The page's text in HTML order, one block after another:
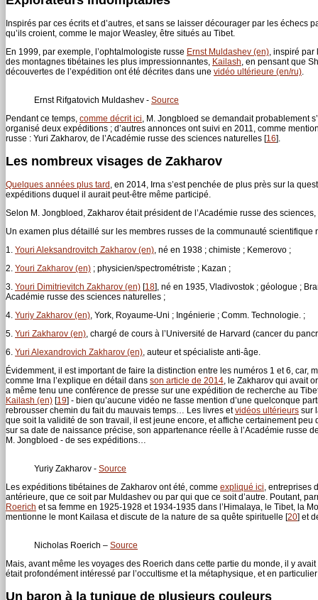
Inspirés par ces écrits et d’autres, et sans se laisser décourager par les
qu’ils croient, comme le major Weasley, être situés au Tibet.
En 1999, par exemple, l’ophtalmologiste russe Ernst Muldashev (en), inspiré par
des montagnes tibétaines les plus impressionnantes, Kailash, en pensant que
découvertes de l’expédition ont été décrites dans une vidéo ultérieure (en/ru).
Ernst Rifgatovich Muldashev - Source
Pendant ce temps, comme décrit ici, M. Jongbloed se demandait probablement
organisé deux expéditions ; d’autres annonces ont suivi en 2011, comme
russe : Yuri Zakharov, de l’Académie russe des sciences naturelles [16].
Les nombreux visages de Zakharov
Quelques années plus tard , en 2014, Irna s’est penchée de plus près sur la
expéditions duquel il aurait peut-être même participé.
Selon M. Jongbloed, Zakharov était président de l’Académie russe des
Un examen plus détaillé sur les membres russes de la communauté scientifique
1. Youri Aleksandrovitch Zakharov (en), né en 1938 ; chimiste ; Kemerovo ;
2. Youri Zakharov (en) ; physicien/spectrométriste ; Kazan ;
3. Youri Dimitrievitch Zakharov (en) [18], né en 1935, Vladivostok ; géologue ;
Académie russe des sciences naturelles ;
4. Yuriy Zakharov (en), York, Royaume-Uni ; Ingénierie ; Comm. Technologie. ;
5. Yuri Zakharov (en), chargé de cours à l’Université de Harvard (cancer du
6. Yuri Alexandrovich Zakharov (en), auteur et spécialiste anti-âge.
Évidemment, il est important de faire la distinction entre les numéros 1 et 6,
comme Irna l’explique en détail dans son article de 2014, le Zakharov qui avait
a même tenu une conférence de presse sur une expédition de recherche au
Kailash (en) [19] - bien qu’aucune vidéo ne fasse mention d’une quelconque
rebrousser chemin du fait du mauvais temps… Les livres etvidéos ultérieurs sur
que soit la validité de son travail, il est jeune encore, et affiche certainement
sur sa date de naissance précise, son appartenance réelle à l’Académie russe
M. Jongbloed - de ses expéditions…
Yuriy Zakharov - Source
Les expéditions tibétaines de Zakharov ont été, comme expliqué ici, entreprises
antérieure, que ce soit par Muldashev ou par qui que ce soit d’autre. Poutant,
Roerich et sa femme en 1925-1928 et 1934-1935 dans l’Himalaya, le Tibet, la
mentionne le mont Kailasa et discute de la nature de sa quête spirituelle [20] et
Nicholas Roerich – Source
Mais, avant même les voyages des Roerich dans cette partie du monde, il y
était profondément intéressé par l’occultisme et la métaphysique, et en
Un baron à la tunique de plusieurs couleurs